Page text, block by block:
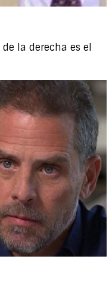
la derecha es el